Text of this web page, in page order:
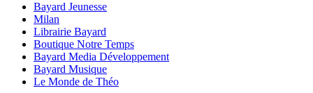
Bayard Jeunesse
Milan
Librairie Bayard
Boutique Notre Temps
Bayard Media Développement
Bayard Musique
Le Monde de Théo